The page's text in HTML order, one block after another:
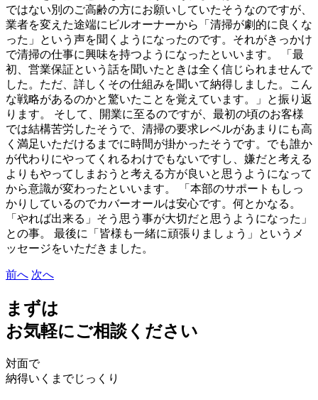
ではない別のご高齢の方にお願いしていたそうなのですが、
業者を変えた途端にビルオーナーから「清掃が劇的に良くな
った」という声を聞くようになったのです。それがきっかけ
で清掃の仕事に興味を持つようになったといいます。 「最
初、営業保証という話を聞いたときは全く信じられませんで
した。ただ、詳しくその仕組みを聞いて納得しました。こん
な戦略があるのかと驚いたことを覚えています。」と振り返
ります。 そして、開業に至るのですが、最初の頃のお客様
では結構苦労したそうで、清掃の要求レベルがあまりにも高
く満足いただけるまでに時間が掛かったそうです。でも誰か
が代わりにやってくれるわけでもないですし、嫌だと考える
よりもやってしまおうと考える方が良いと思うようになって
から意識が変わったといいます。 「本部のサポートもしっ
かりしているのでカバーオールは安心です。何とかなる。
「やれば出来る」そう思う事が大切だと思うようになった」
との事。 最後に「皆様も一緒に頑張りましょう」というメ
ッセージをいただきました。
前へ 次へ
まずは
お気軽にご相談ください
対面で
納得いくまでじっくり